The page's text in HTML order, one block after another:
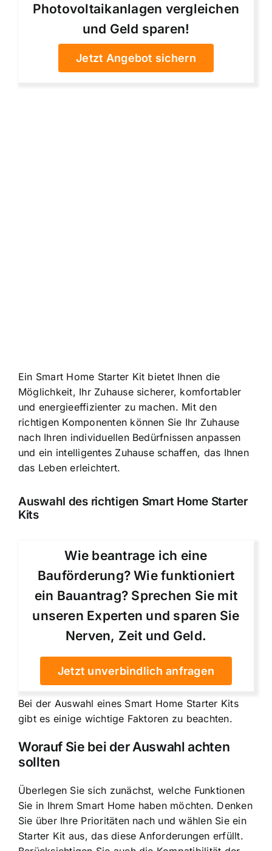
Photovoltaikanlagen vergleichen
und Geld sparen!
Jetzt Angebot sichern
Ein Smart Home Starter Kit bietet Ihnen die
Möglichkeit, Ihr Zuhause sicherer, komfortabler
und energieeffizienter zu machen. Mit den
richtigen Komponenten können Sie Ihr Zuhause
nach Ihren individuellen Bedürfnissen anpassen
und ein intelligentes Zuhause schaffen, das Ihnen
das Leben erleichtert.
Auswahl des richtigen Smart Home Starter
Kits
Wie beantrage ich eine
Bauförderung? Wie funktioniert
ein Bauantrag? Sprechen Sie mit
unseren Experten und sparen Sie
Nerven, Zeit und Geld.
Jetzt unverbindlich anfragen
Bei der Auswahl eines Smart Home Starter Kits
gibt es einige wichtige Faktoren zu beachten.
Worauf Sie bei der Auswahl achten
sollten
Überlegen Sie sich zunächst, welche Funktionen
Sie in Ihrem Smart Home haben möchten. Denken
Sie über Ihre Prioritäten nach und wählen Sie ein
Starter Kit aus, das diese Anforderungen erfüllt.